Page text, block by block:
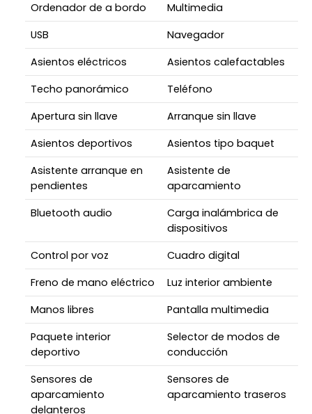
Ordenador de a bordo
Multimedia
USB
Navegador
Asientos eléctricos
Asientos calefactables
Techo panorámico
Teléfono
Apertura sin llave
Arranque sin llave
Asientos deportivos
Asientos tipo baquet
Asistente arranque en
pendientes
Asistente de
aparcamiento
Bluetooth audio
Carga inalámbrica de
dispositivos
Control por voz
Cuadro digital
Freno de mano eléctrico
Luz interior ambiente
Manos libres
Pantalla multimedia
Paquete interior
deportivo
Selector de modos de
conducción
Sensores de
aparcamiento
delanteros
Sensores de
aparcamiento traseros